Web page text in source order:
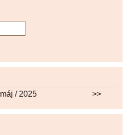
máj / 2025 >>